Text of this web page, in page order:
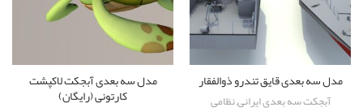
مدل سه بعدی قایق تندرو ذوالفقار
آبجکت سه بعدی ایرانی,نظامی
مدل سه بعدی آبجکت لاکپشت
کارتونی (رایگان)